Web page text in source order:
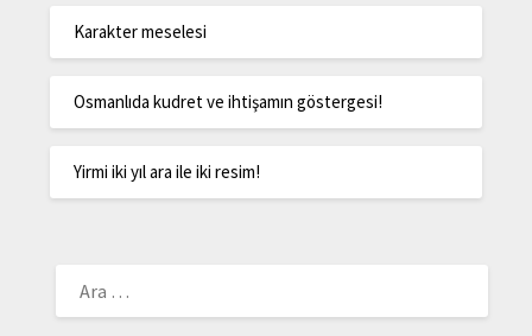
Karakter meselesi
Osmanlıda kudret ve ihtişamın göstergesi!
Yirmi iki yıl ara ile iki resim!